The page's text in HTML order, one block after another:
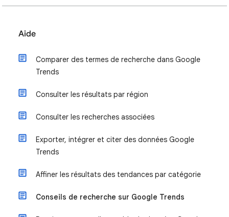
Aide
Comparer des termes de recherche dans Google
Trends
Consulter les résultats par région
Consulter les recherches associées
Exporter, intégrer et citer des données Google
Trends
Affiner les résultats des tendances par catégorie
Conseils de recherche sur Google Trends